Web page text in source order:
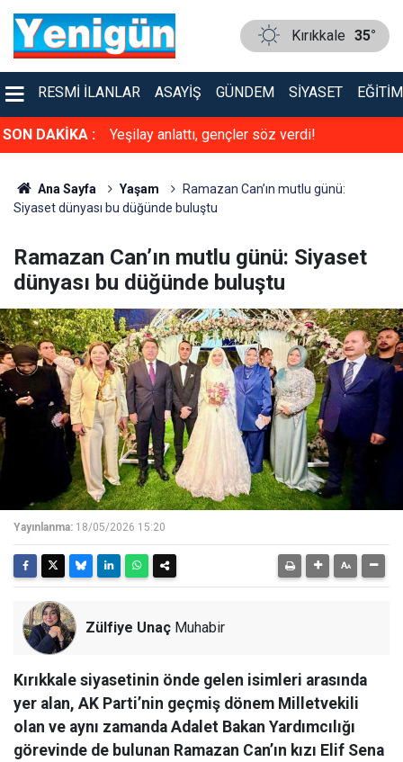
Kırıkkale 35°
RESMI İLANLAR ASAYIŞ GÜNDEM SIYASET EĞITIM
SON DAKİKA :
Eğlence ve Yeşilay anlattı, gençler söz verdi!
Ana Sayfa Yaşam
Ramazan Can’ın mutlu günü:
Siyaset dünyası bu düğünde buluştu
Ramazan Can’ın mutlu günü: Siyaset
dünyası bu düğünde buluştu
Yayınlanma: 18/05/2026 15:20
Zülfiye Unaç Muhabir
Kırıkkale siyasetinin önde gelen isimleri arasında
yer alan, AK Parti’nin geçmiş dönem Milletvekili
olan ve aynı zamanda Adalet Bakan Yardımcılığı
görevinde de bulunan Ramazan Can’ın kızı Elif Sena